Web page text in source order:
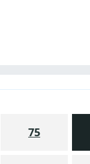
75